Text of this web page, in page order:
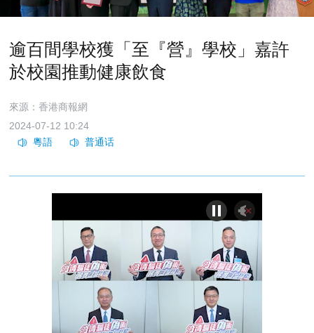
逾百間學校獲「至『營』學校」嘉許
於校園推動健康飲食
來源：香港商報網
2024-07-12 10:24